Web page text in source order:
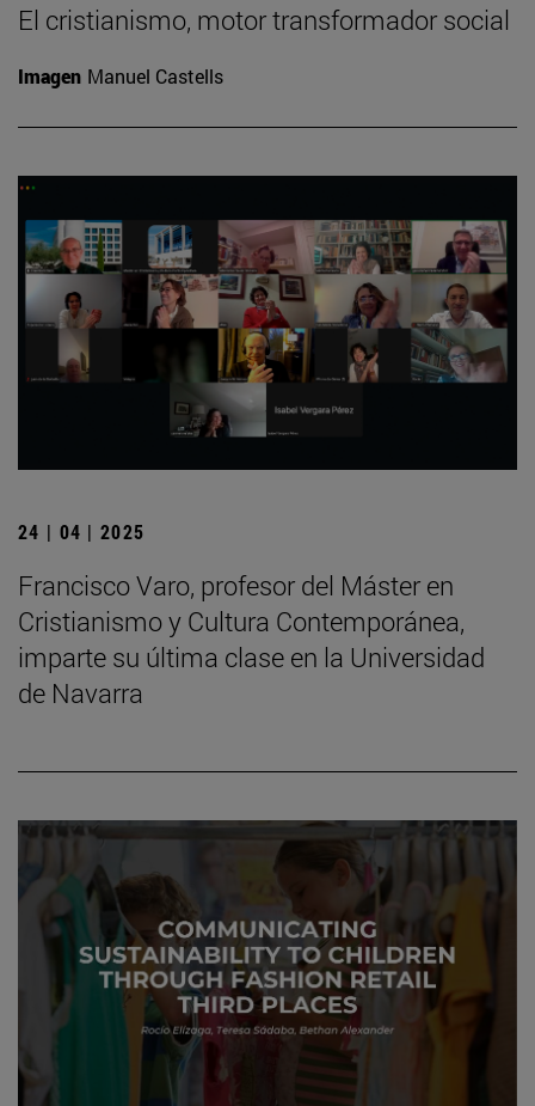
El cristianismo, motor transformador social
Imagen Manuel Castells
24 | 04 | 2025
Francisco Varo, profesor del Máster en
Cristianismo y Cultura Contemporánea,
imparte su última clase en la Universidad
de Navarra